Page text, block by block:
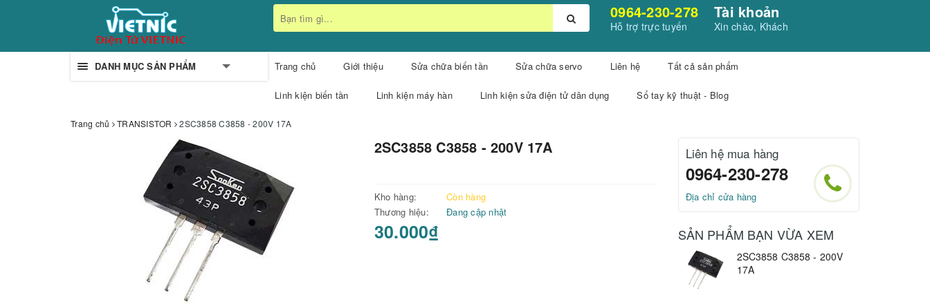
0964-230-278
Hỗ trợ trực tuyến
Tài khoản
Xin chào, Khách
DANH MỤC SẢN PHẨM Trang chủ Giới thiệu Sửa chữa biến tần Sửa chữa servo Liên hệ Tất cả sản phẩm
Linh kiện biến tần Linh kiện máy hàn Linh kiện sửa điện tử dân dụng Sổ tay kỹ thuật - Blog
Trang chủ TRANSISTOR 2SC3858 C3858 - 200V 17A
2SC3858 C3858 - 200V 17A
Kho hàng:
Còn hàng
Thương hiệu:
Đang cập nhật
30.000₫
Liên hệ mua hàng
0964-230-278
Địa chỉ cửa hàng
SẢN PHẨM BẠN VỪA XEM
2SC3858 C3858 - 200V
17A